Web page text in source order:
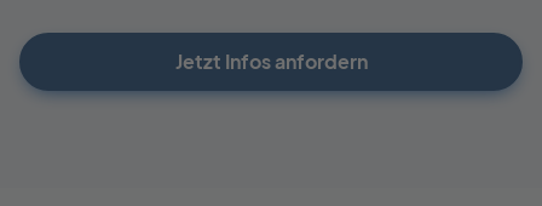
Jetzt Infos anfordern